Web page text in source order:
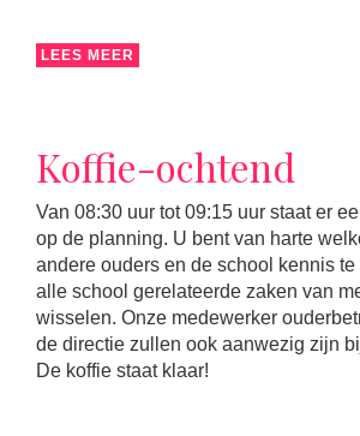
LEES MEER
Koffie-ochtend
Van 08:30 uur tot 09:15 uur staat er
op de planning. U bent van harte
andere ouders en de school kennis
alle school gerelateerde zaken van
wisselen. Onze medewerker
de directie zullen ook aanwezig zijn
De koffie staat klaar!